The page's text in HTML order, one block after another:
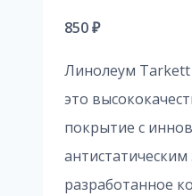
850₽
Линолеум Tarkett
это
покрытие с
разработанное